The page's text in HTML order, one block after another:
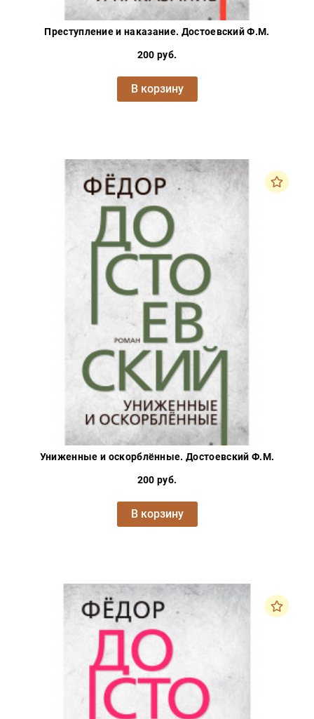
Преступление и наказание. Достоевский Ф.М.
200 руб.
В корзину
Униженные и оскорблённые. Достоевский Ф.М.
200 руб.
В корзину